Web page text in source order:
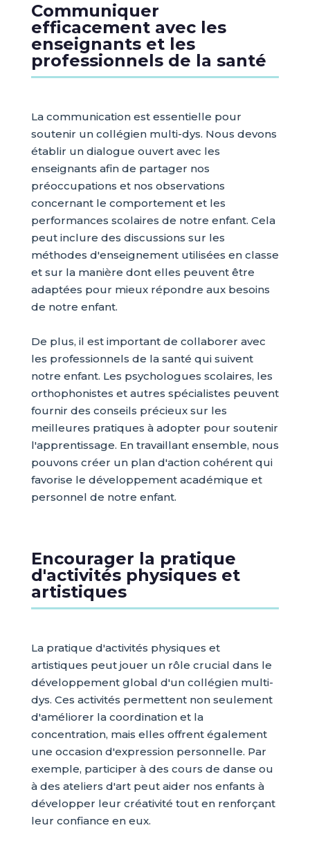
Communiquer
efficacement avec les
enseignants et les
professionnels de la santé
La communication est essentielle pour
soutenir un collégien multi-dys. Nous devons
établir un dialogue ouvert avec les
enseignants afin de partager nos
préoccupations et nos observations
concernant le comportement et les
performances scolaires de notre enfant. Cela
peut inclure des discussions sur les
méthodes d'enseignement utilisées en classe
et sur la manière dont elles peuvent être
adaptées pour mieux répondre aux besoins
de notre enfant.
De plus, il est important de collaborer avec
les professionnels de la santé qui suivent
notre enfant. Les psychologues scolaires, les
orthophonistes et autres spécialistes peuvent
fournir des conseils précieux sur les
meilleures pratiques à adopter pour soutenir
l'apprentissage. En travaillant ensemble, nous
pouvons créer un plan d'action cohérent qui
favorise le développement académique et
personnel de notre enfant.
Encourager la pratique
d'activités physiques et
artistiques
La pratique d'activités physiques et
artistiques peut jouer un rôle crucial dans le
développement global d'un collégien multi-
dys. Ces activités permettent non seulement
d'améliorer la coordination et la
concentration, mais elles offrent également
une occasion d'expression personnelle. Par
exemple, participer à des cours de danse ou
à des ateliers d'art peut aider nos enfants à
développer leur créativité tout en renforçant
leur confiance en eux.